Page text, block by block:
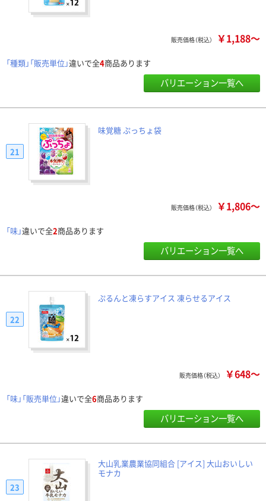
販売価格（税込） ￥1,188～
「種類」「販売単位」違いで全4商品あります
バリエーション一覧へ
味覚糖 ぷっちょ袋
21
販売価格（税込） ￥1,806～
「味」違いで全2商品あります
バリエーション一覧へ
ぷるんと凍らすアイス 凍らせるアイス
22
販売価格（税込） ￥648～
「味」「販売単位」違いで全6商品あります
バリエーション一覧へ
大山乳業農業協同組合 [アイス] 大山おいしい
モナカ
23